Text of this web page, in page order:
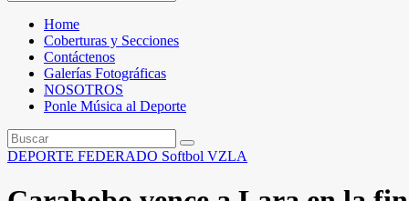
Home
Coberturas y Secciones
Contáctenos
Galerías Fotográficas
NOSOTROS
Ponle Música al Deporte
DEPORTE FEDERADO Softbol VZLA